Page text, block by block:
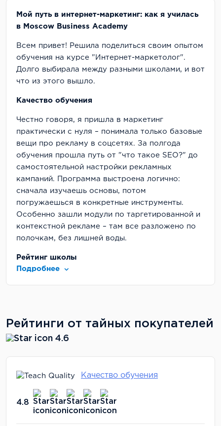
Мой путь в интернет-маркетинг: как я училась
в Moscow Business Academy
Всем привет! Решила поделиться своим опытом
обучения на курсе "Интернет-маркетолог".
Долго выбирала между разными школами, и вот
что из этого вышло.
Качество обучения
Честно говоря, я пришла в маркетинг
практически с нуля – понимала только базовые
вещи про рекламу в соцсетях. За полгода
обучения прошла путь от "что такое SEO?" до
самостоятельной настройки рекламных
кампаний. Программа выстроена логично:
сначала изучаешь основы, потом
погружаешься в конкретные инструменты.
Особенно зашли модули по таргетированной и
контекстной рекламе – там все разложено по
полочкам, без лишней воды.
Рейтинг школы
я проверяла. Это не просто красивая бумажка,
а документ, который можно показать
хотя в России это не так критично.
Цена
Не скрою, сумма кусается – я взяла рассрочку
Подробнее
Рейтинги от тайных покупателей
4.6
Качество обучения
4.8